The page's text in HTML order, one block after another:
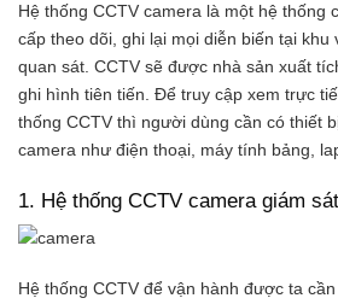
Hệ thống CCTV camera là một hệ thống
cấp theo dõi, ghi lại mọi diễn biến tại
quan sát. CCTV sẽ được nhà sản xuất
ghi hình tiên tiến. Để truy cập xem trực
thống CCTV thì người dùng cần có thiết
camera như điện thoại, máy tính bảng,
1. Hệ thống CCTV camera giám
Hệ thống CCTV để vận hành được ta